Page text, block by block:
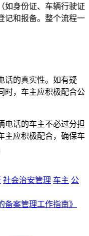
如身份证、车辆行驶证
记和报备。整个流程一
话的真实性。如有疑
时，车主应积极配合公
电话的车主不必过分担
主应积极配合，确保车
社会治安管理 车主 公
备案管理工作指南》